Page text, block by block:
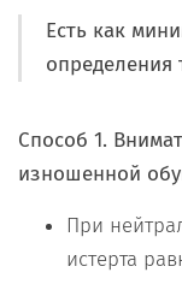
Есть как
определения
Способ 1.
изношенной
При
истерта